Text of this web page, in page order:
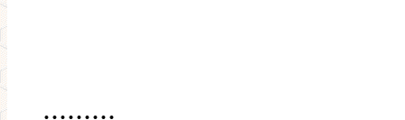
.........